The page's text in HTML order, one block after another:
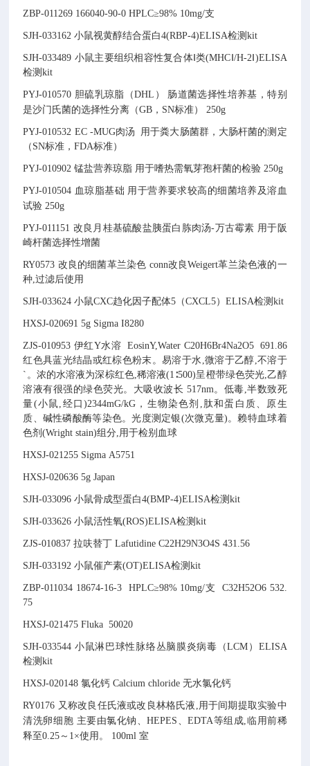
ZBP-011269 166040-90-0 HPLC≥98% 10mg/支
SJH-033162 小鼠视黄醇结合蛋白4(RBP-4)ELISA检测kit
SJH-033489 小鼠主要组织相容性复合体Ⅰ类(MHCⅠ/H-2Ⅰ)ELISA
检测kit
PYJ-010570 胆硫乳琼脂（DHL）
肠道菌选择性培养基，特别
是沙门氏菌的选择性分离（GB，SN标准）
250g
PYJ-010532 EC -MUG肉汤
用于粪大肠菌群，大肠杆菌的测定
（SN标准，FDA标准）
PYJ-010902 锰盐营养琼脂 用于嗜热需氧芽孢杆菌的检验 250g
PYJ-010504 血琼脂基础 用于营养要求较高的细菌培养及溶血
试验 250g
PYJ-011151 改良月桂基硫酸盐胰蛋白胨肉汤-万古霉素 用于阪
崎杆菌选择性增菌
RY0573 改良的细菌革兰染色 conn改良Weigert革兰染色液的一
种,过滤后使用
SJH-033624 小鼠CXC趋化因子配体5（CXCL5）ELISA检测kit
HXSJ-020691 5g Sigma I8280
ZJS-010953 伊红Y水溶 EosinY,Water C20H6Br4Na2O5 691.86
红色具蓝光结晶或红棕色粉末。易溶于水,微溶于乙醇,不溶于
` 。浓的水溶液为深棕红色,稀溶液(1∶500)呈橙带绿色荧光,乙醇
溶液有很强的绿色荧光。大吸收波长 517nm。低毒,半数致死
量(小鼠,经口)2344mG/kG，生物染色剂,肽和蛋白质、原生
质、碱性磷酸酶等染色。光度测定银(次微克量)。赖特血球着
色剂(Wright stain)组分,用于检别血球
HXSJ-021255 Sigma A5751
HXSJ-020636 5g Japan
SJH-033096 小鼠骨成型蛋白4(BMP-4)ELISA检测kit
SJH-033626 小鼠活性氧(ROS)ELISA检测kit
ZJS-010837 拉呋替丁 Lafutidine C22H29N3O4S 431.56
SJH-033192 小鼠催产素(OT)ELISA检测kit
ZBP-011034 18674-16-3 HPLC≥98% 10mg/支 C32H52O6 532.
75
HXSJ-021475 Fluka 50020
SJH-033544 小鼠淋巴球性脉络丛脑膜炎病毒（LCM）ELISA
检测kit
HXSJ-020148 氯化钙 Calcium chloride 无水氯化钙
RY0176 又称改良任氏液或改良林格氏液,用于间期提取实验中
清洗卵细胞 主要由氯化钠、HEPES、EDTA等组成,临用前稀
释至0.25～1×使用。
100ml 室